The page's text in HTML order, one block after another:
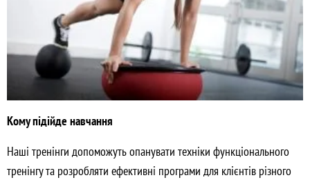
Кому підійде навчання
Наші тренінги допоможуть опанувати техніки функціонального
тренінгу та розробляти ефективні програми для клієнтів різного